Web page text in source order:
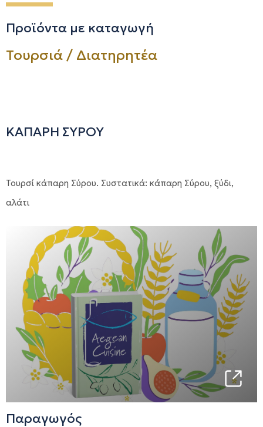
Προϊόντα με καταγωγή
Τουρσιά / Διατηρητέα
ΚΑΠΑΡΗ ΣΥΡΟΥ
Τουρσί κάπαρη Σύρου. Συστατικά: κάπαρη Σύρου, ξύδι,
αλάτι
Παραγωγός